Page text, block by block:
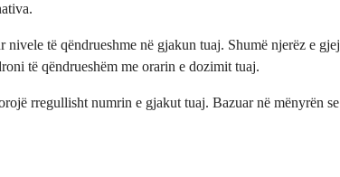
të qëndrueshme në gjakun tuaj. Shumë njerëz e
të qëndrueshëm me orarin e dozimit tuaj.
rregullisht numrin e gjakut tuaj. Bazuar në mënyrën